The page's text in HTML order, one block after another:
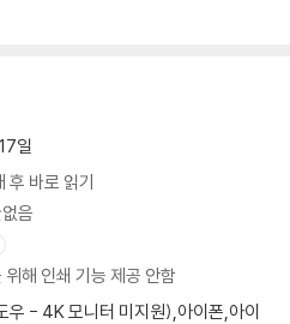
일
후 바로 읽기
음
해 인쇄 기능 제공 안함
우 - 4K 모니터 미지원),아이폰,아이